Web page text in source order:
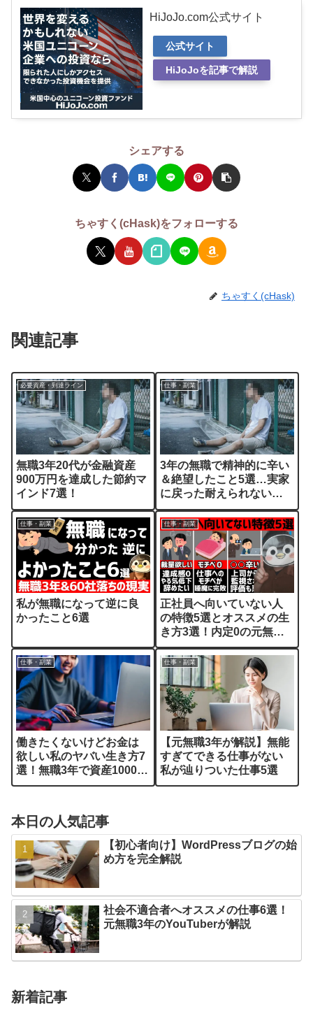
HiJoJo.com公式サイト
公式サイト
HiJoJoを記事で解説
シェアする
ちゃすく(cHask)をフォローする
ちゃすく(cHask)
関連記事
必要資産・到達ライン
無職3年20代が金融資産
900万円を達成した節約マ
インド7選！
仕事・副業
3年の無職で精神的に辛い
＆絶望したこと5選…実家
に戻った耐えられない
日々を解説
仕事・副業
私が無職になって逆に良
かったこと6選
仕事・副業
正社員へ向いていない人
の特徴5選とオススメの生
き方3選！内定0の元無職
が解説
仕事・副業
働きたくないけどお金は
欲しい私のヤバい生き方7
選！無職3年で資産1000万
円の方法解説
仕事・副業
【元無職3年が解説】無能
すぎてできる仕事がない
私が辿りついた仕事5選
本日の人気記事
【初心者向け】WordPressブログの始
め方を完全解説
社会不適合者へオススメの仕事6選！
元無職3年のYouTuberが解説
新着記事